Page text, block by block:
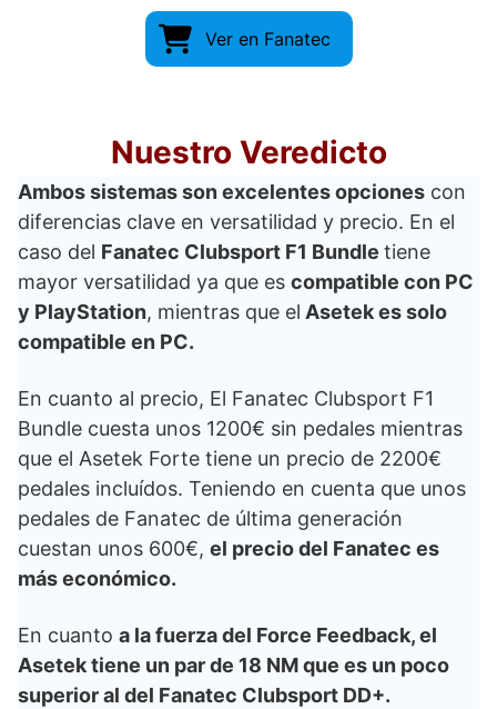
Ver en Fanatec
Nuestro Veredicto
Ambos sistemas son excelentes opciones con
diferencias clave en versatilidad y precio. En el
caso del Fanatec Clubsport F1 Bundle tiene
mayor versatilidad ya que es compatible con PC
y PlayStation, mientras que el Asetek es solo
compatible en PC.
En cuanto al precio, El Fanatec Clubsport F1
Bundle cuesta unos 1200€ sin pedales mientras
que el Asetek Forte tiene un precio de 2200€
pedales incluídos. Teniendo en cuenta que unos
pedales de Fanatec de última generación
cuestan unos 600€, el precio del Fanatec es
más económico.
En cuanto a la fuerza del Force Feedback, el
Asetek tiene un par de 18 NM que es un poco
superior al del Fanatec Clubsport DD+.